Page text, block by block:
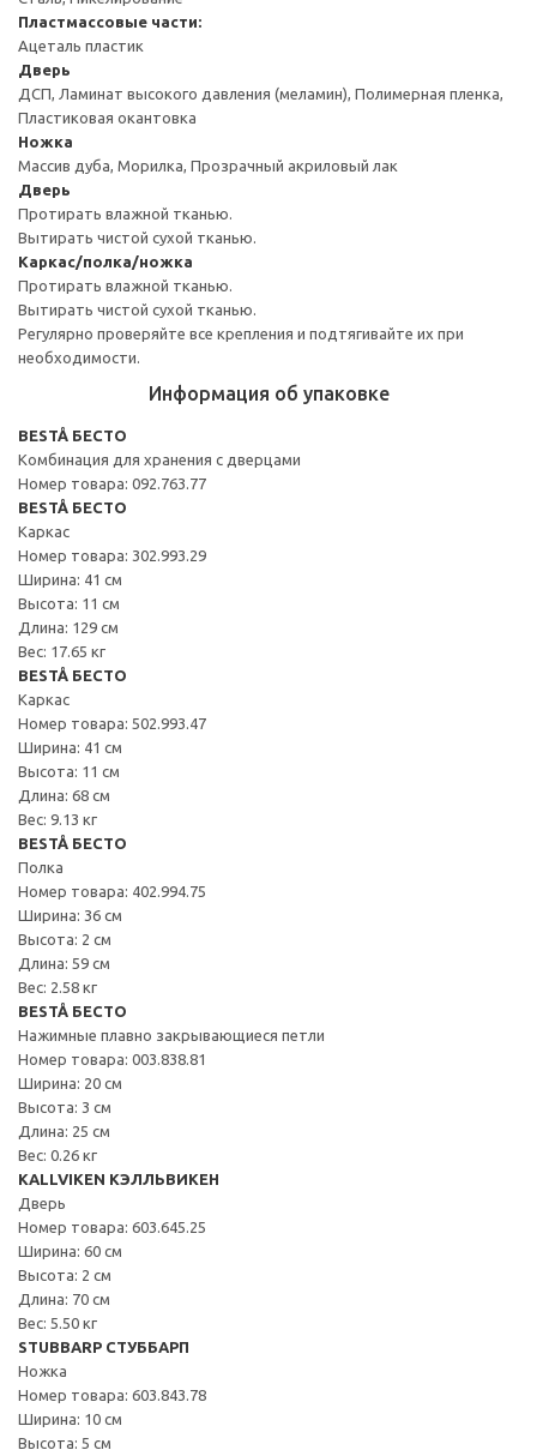
Пластмассовые части:
Ацеталь пластик
Дверь
ДСП, Ламинат высокого давления (меламин), Полимерная пленка,
Пластиковая окантовка
Ножка
Массив дуба, Морилка, Прозрачный акриловый лак
Дверь
Протирать влажной тканью.
Вытирать чистой сухой тканью.
Каркас/полка/ножка
Протирать влажной тканью.
Вытирать чистой сухой тканью.
Регулярно проверяйте все крепления и подтягивайте их при
необходимости.
Информация об упаковке
BESTÅ БЕСТО
Комбинация для хранения с дверцами
Номер товара: 092.763.77
BESTÅ БЕСТО
Каркас
Номер товара: 302.993.29
Ширина: 41 см
Высота: 11 см
Длина: 129 см
Вес: 17.65 кг
BESTÅ БЕСТО
Каркас
Номер товара: 502.993.47
Ширина: 41 см
Высота: 11 см
Длина: 68 см
Вес: 9.13 кг
BESTÅ БЕСТО
Полка
Номер товара: 402.994.75
Ширина: 36 см
Высота: 2 см
Длина: 59 см
Вес: 2.58 кг
BESTÅ БЕСТО
Нажимные плавно закрывающиеся петли
Номер товара: 003.838.81
Ширина: 20 см
Высота: 3 см
Длина: 25 см
Вес: 0.26 кг
KALLVIKEN КЭЛЛЬВИКЕН
Дверь
Номер товара: 603.645.25
Ширина: 60 см
Высота: 2 см
Длина: 70 см
Вес: 5.50 кг
STUBBARP СТУББАРП
Ножка
Номер товара: 603.843.78
Ширина: 10 см
Высота: 5 см